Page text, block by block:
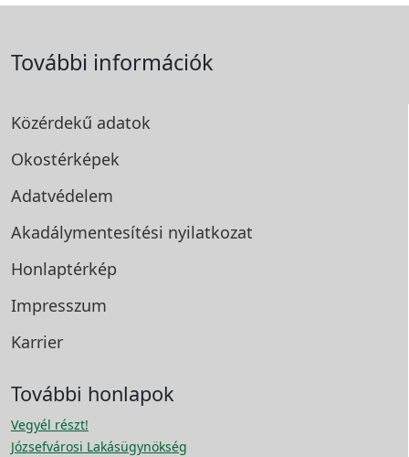
További információk
Közérdekű adatok
Okostérképek
Adatvédelem
Akadálymentesítési nyilatkozat
Honlaptérkép
Impresszum
Karrier
További honlapok
Vegyél részt!
Józsefvárosi Lakásügynökség